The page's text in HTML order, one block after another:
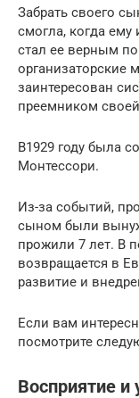
Забрать своего
смогла, когда
стал ее верным
организаторские
заинтересован
преемником
В1929 году была
Монтессори.
Из-за событий,
сыном были
прожили 7 лет. В
возвращается в
развитие и
Если вам
посмотрите
Восприятие и